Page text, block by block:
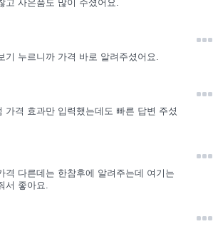
고 사은품도 많이 주셨어요.
기 누르니까 가격 바로 알려주셨어요.
가격 효과만 입력했는데도 빠른 답변 주셨
격 다른데는 한참후에 알려주는데 여기는
서 좋아요.